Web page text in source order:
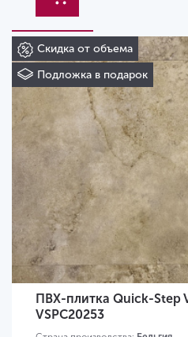
Скидка от объема
Подложка в подарок
ПВХ-плитка Quick-Step
VSPC20253